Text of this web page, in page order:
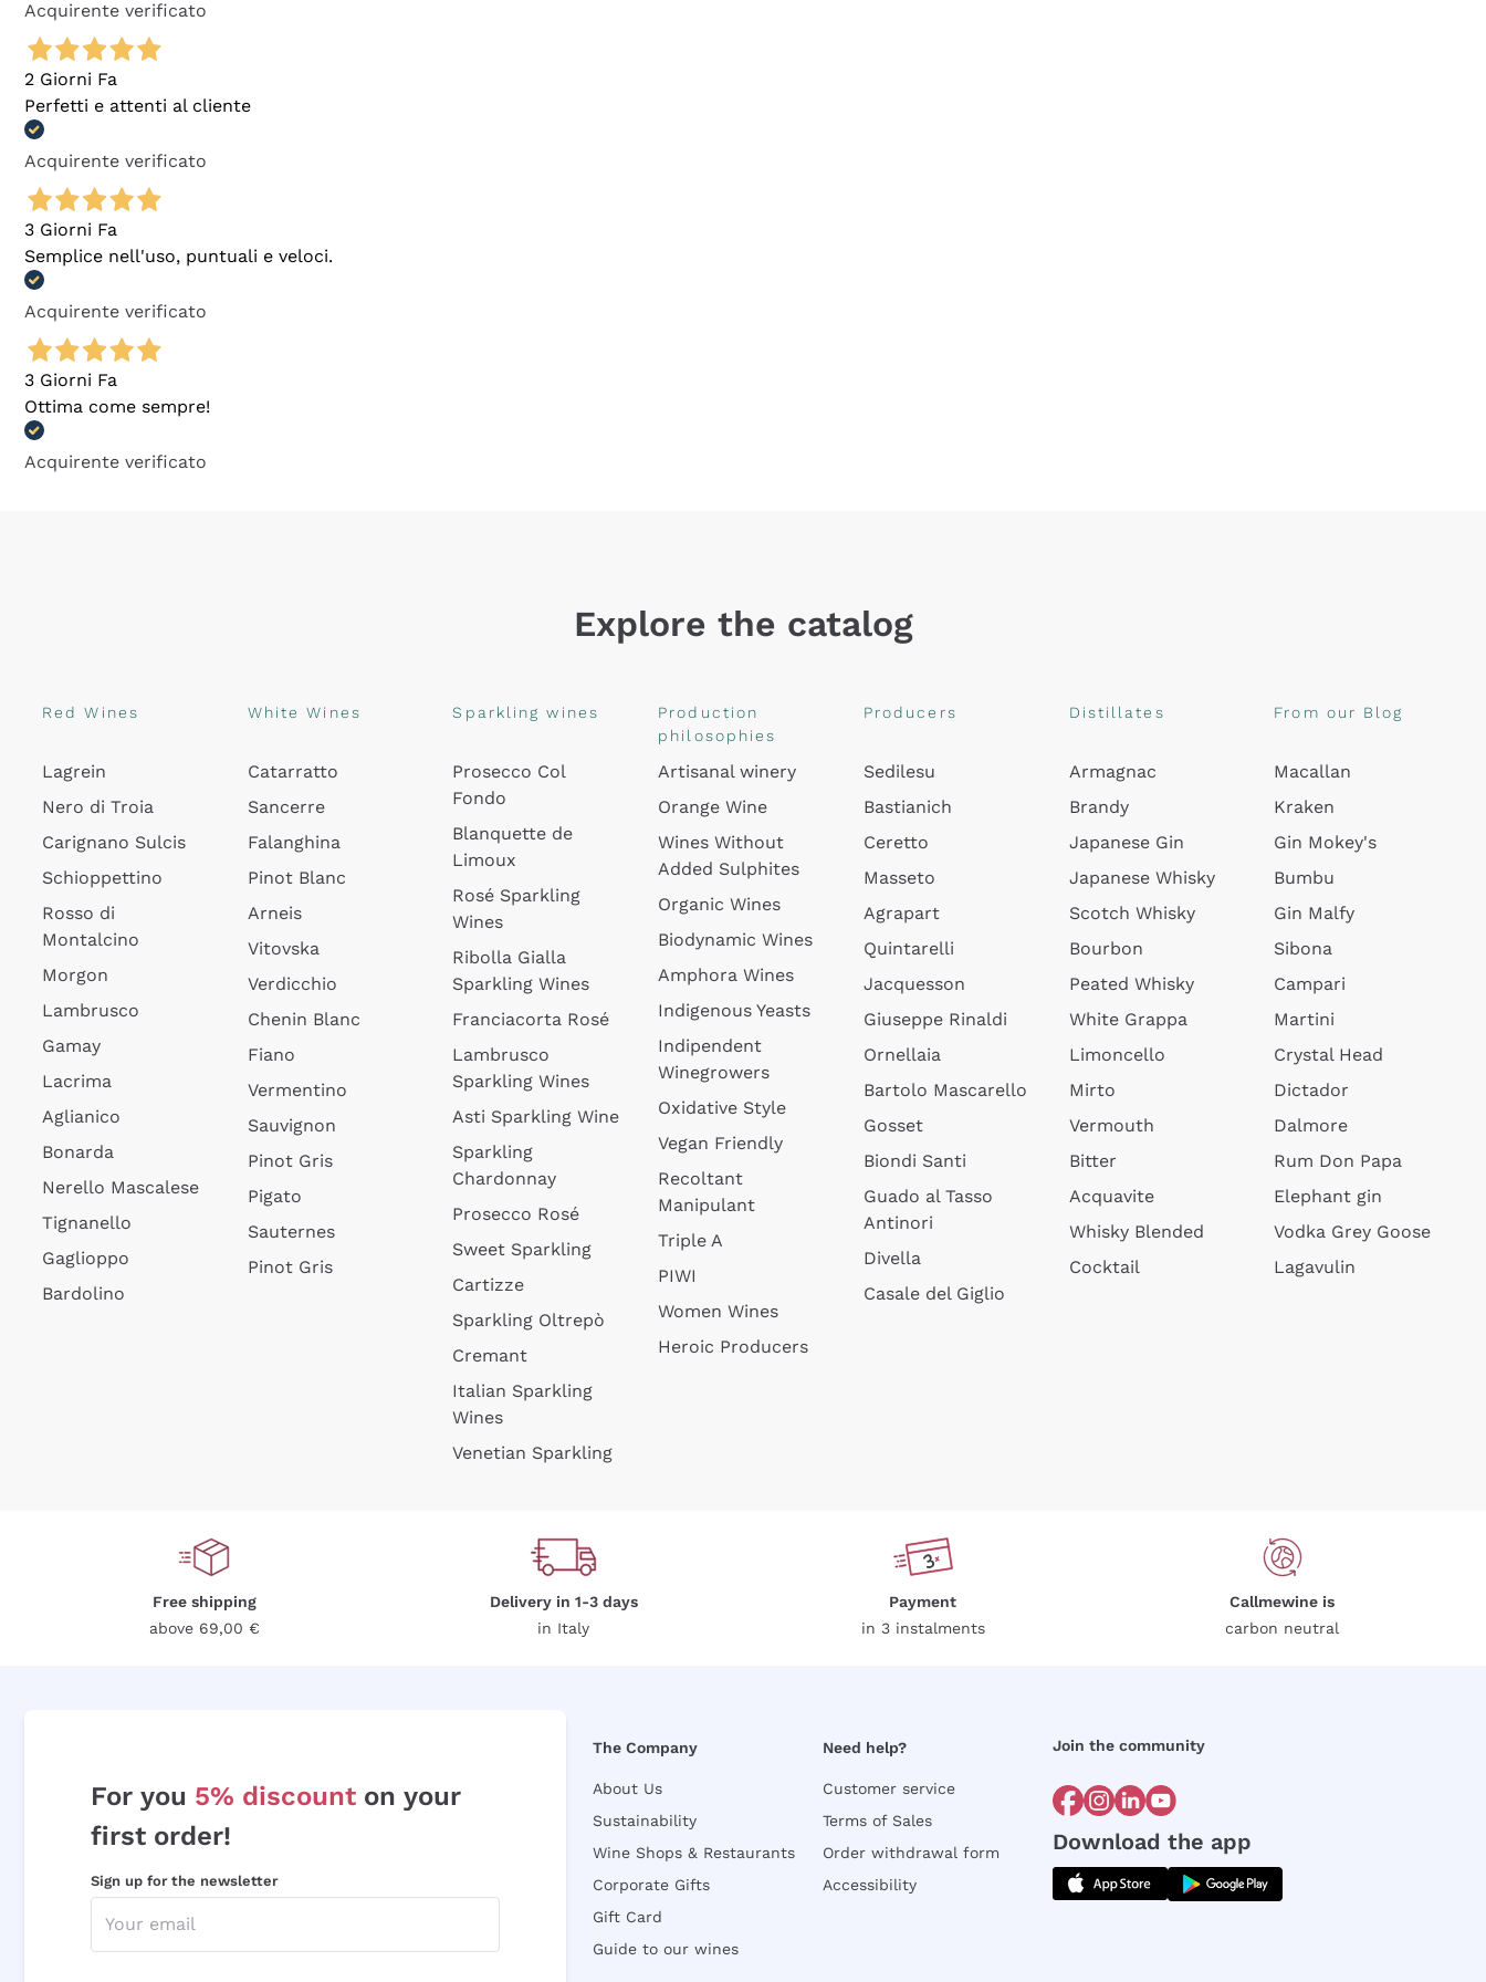
Acquirente verificato
2 Giorni Fa
Perfetti e attenti al cliente
Acquirente verificato
3 Giorni Fa
Semplice nell'uso, puntuali e veloci.
Acquirente verificato
3 Giorni Fa
Ottima come sempre!
Acquirente verificato
Explore the catalog
Red Wines
Lagrein
Nero di Troia
Carignano Sulcis
Schioppettino
Rosso di
Montalcino
Morgon
Lambrusco
Gamay
Lacrima
Aglianico
Bonarda
Nerello Mascalese
Tignanello
Gaglioppo
Bardolino
White Wines
Catarratto
Sancerre
Falanghina
Pinot Blanc
Arneis
Vitovska
Verdicchio
Chenin Blanc
Fiano
Vermentino
Sauvignon
Pinot Gris
Pigato
Sauternes
Pinot Gris
Sparkling wines
Prosecco Col
Fondo
Blanquette de
Limoux
Rosé Sparkling
Wines
Ribolla Gialla
Sparkling Wines
Franciacorta Rosé
Lambrusco
Sparkling Wines
Asti Sparkling Wine
Sparkling
Chardonnay
Prosecco Rosé
Sweet Sparkling
Cartizze
Sparkling Oltrepò
Cremant
Italian Sparkling
Wines
Venetian Sparkling
Production
philosophies
Artisanal winery
Orange Wine
Wines Without
Added Sulphites
Organic Wines
Biodynamic Wines
Amphora Wines
Indigenous Yeasts
Indipendent
Winegrowers
Oxidative Style
Vegan Friendly
Recoltant
Manipulant
Triple A
PIWI
Women Wines
Heroic Producers
Producers
Sedilesu
Bastianich
Ceretto
Masseto
Agrapart
Quintarelli
Jacquesson
Giuseppe Rinaldi
Ornellaia
Bartolo Mascarello
Gosset
Biondi Santi
Guado al Tasso
Antinori
Divella
Casale del Giglio
Distillates
Armagnac
Brandy
Japanese Gin
Japanese Whisky
Scotch Whisky
Bourbon
Peated Whisky
White Grappa
Limoncello
Mirto
Vermouth
Bitter
Acquavite
Whisky Blended
Cocktail
From our Blog
Macallan
Kraken
Gin Mokey's
Bumbu
Gin Malfy
Sibona
Campari
Martini
Crystal Head
Dictador
Dalmore
Rum Don Papa
Elephant gin
Vodka Grey Goose
Lagavulin
Free shipping
above 69,00 €
Delivery in 1-3 days
in Italy
Payment
in 3 instalments
Callmewine is
carbon neutral
For you 5% discount on your
first order!
Sign up for the newsletter
The Company
About Us
Sustainability
Wine Shops & Restaurants
Corporate Gifts
Gift Card
Guide to our wines
Need help?
Customer service
Terms of Sales
Order withdrawal form
Accessibility
Join the community
Download the app